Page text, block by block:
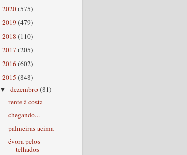
2020(575)
2019(479)
2018 (110)
2017 (205)
2016(602)
2015 (848)
▼dezembro(81)
rente à costa
chegando...
palmeiras acima
évora pelos
telhados